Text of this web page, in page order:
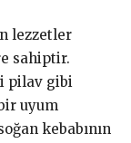
lezzetler
sahiptir.
pilav gibi
uyum
kebabının